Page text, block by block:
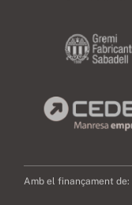
Amb el finançament de: